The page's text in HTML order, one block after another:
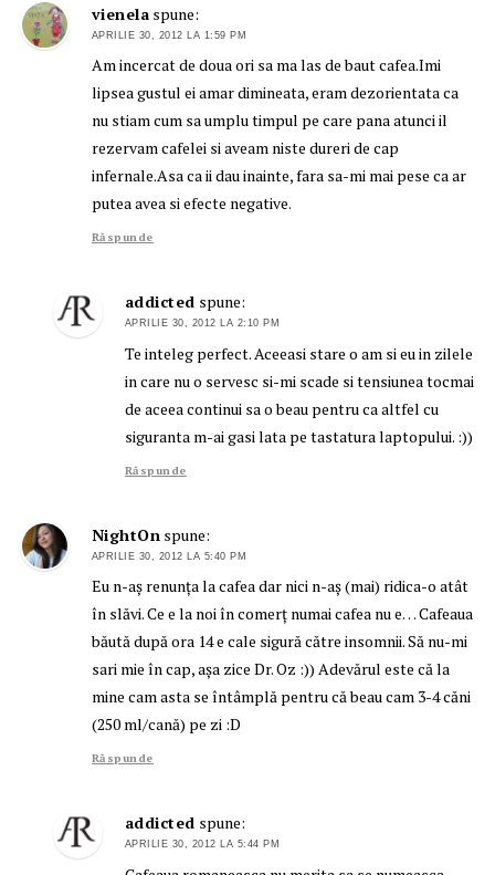
vienela spune:
APRILIE 30, 2012 LA 1:59 PM
Am incercat de doua ori sa ma las de baut cafea.Imi
lipsea gustul ei amar dimineata, eram dezorientata ca
nu stiam cum sa umplu timpul pe care pana atunci il
rezervam cafelei si aveam niste dureri de cap
infernale.Asa ca ii dau inainte, fara sa-mi mai pese ca ar
putea avea si efecte negative.
Răspunde
addicted spune:
APRILIE 30, 2012 LA 2:10 PM
Te inteleg perfect. Aceeasi stare o am si eu in zilele
in care nu o servesc si-mi scade si tensiunea tocmai
de aceea continui sa o beau pentru ca altfel cu
siguranta m-ai gasi lata pe tastatura laptopului. :))
Răspunde
NightOn spune:
APRILIE 30, 2012 LA 5:40 PM
Eu n-aș renunța la cafea dar nici n-aș (mai) ridica-o atât
în slăvi. Ce e la noi în comerț numai cafea nu e… Cafeaua
băută după ora 14 e cale sigură către insomnii. Să nu-mi
sari mie în cap, așa zice Dr. Oz :)) Adevărul este că la
mine cam asta se întâmplă pentru că beau cam 3-4 căni
(250 ml/cană) pe zi :D
Răspunde
addicted spune:
APRILIE 30, 2012 LA 5:44 PM